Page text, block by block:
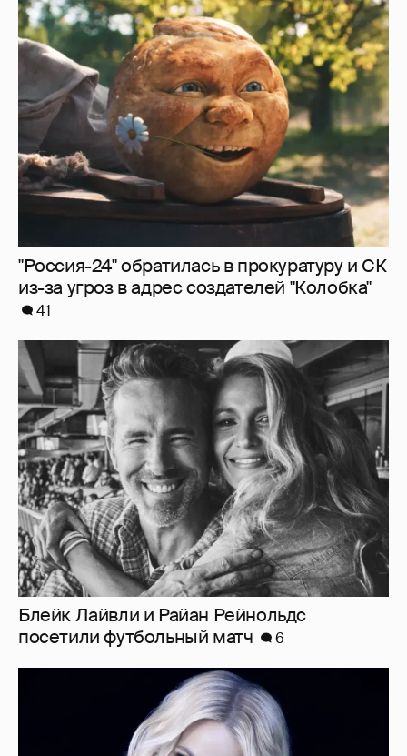
"Россия-24" обратилась в прокуратуру и СК
из-за угроз в адрес создателей "Колобка"
Блейк Лайвли и Райан Рейнольдс
посетили футбольный матч
6
"Я ангел, и это больно". Бритни Спирс
раскритиковала родителей, шоу-бизнес и